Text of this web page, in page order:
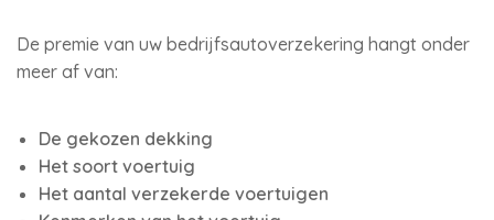
De premie van uw bedrijfsautoverzekering hangt onder
meer af van:
De gekozen dekking
Het soort voertuig
Het aantal verzekerde voertuigen